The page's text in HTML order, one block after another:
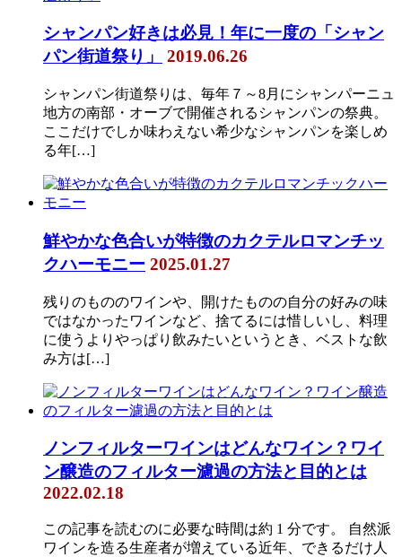
シャンパン好きは必見！年に一度の「シャン
パン街道祭り」
2019.06.26
シャンパン街道祭りは、毎年７～8月にシャンパーニュ
地方の南部・オーブで開催されるシャンパンの祭典。
ここだけでしか味わえない希少なシャンパンを楽しめ
る年[…]
鮮やかな色合いが特徴のカクテルロマンチッ
クハーモニー 2025.01.27
残りのもののワインや、開けたものの自分の好みの味
ではなかったワインなど、捨てるには惜しいし、料理
に使うよりやっぱり飲みたいというとき、ベストな飲
み方は[…]
ノンフィルターワインはどんなワイン？ワイ
ン醸造のフィルター濾過の方法と目的とは
2022.02.18
この記事を読むのに必要な時間は約 1 分です。 自然派
ワインを造る生産者が増えている近年、できるだけ人